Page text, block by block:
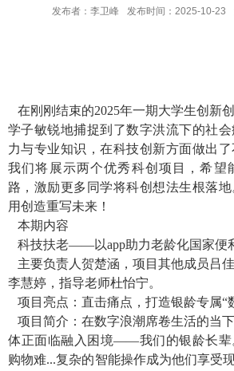
发布者：李卫峰 发布时间：2025-10-23
在刚刚结束的2025年一期大学生创新
学子敏锐地捕捉到了数字洪流下的社
力与专业知识，在科技创新方面做出了
我们将展示两个优秀科创项目，希望
路，激励更多同学将科创想法生根落地
用创造重写未来！
本期内容
科技扶老——以app助力老龄化国家便
主要负责人贺楚涵，项目其他成员吕
李慧婷，指导老师杜怡宁。
项目亮点：直击痛点，打造银龄专属“
项目简介：在数字浪潮席卷生活的当
体正面临融入困境——我们的银龄长辈
购物难...复杂的智能操作成为他们享受